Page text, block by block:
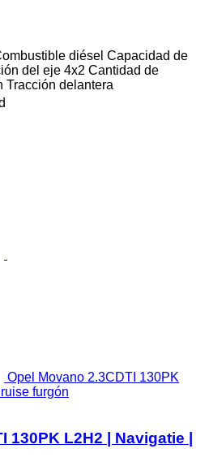
diésel Capacidad de
del eje 4x2 Cantidad de
Tracción delantera
Opel Movano 2.3CDTI 130PK
furgón
130PK L2H2 | Navigatie |